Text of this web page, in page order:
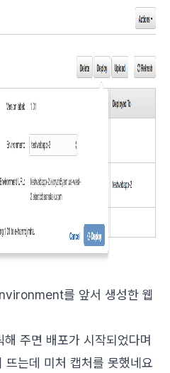
를 앞서 생성한 웹
주면 배포가 시작되었다며
뜨는데 미처 캡처를 못했네요